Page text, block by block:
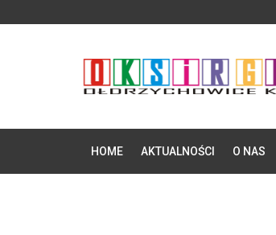
HOME AKTUALNOŚCI O NAS